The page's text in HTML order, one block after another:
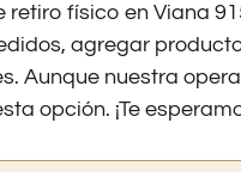
retiro físico en Viana
agregar
Aunque nuestra
opción. ¡Te